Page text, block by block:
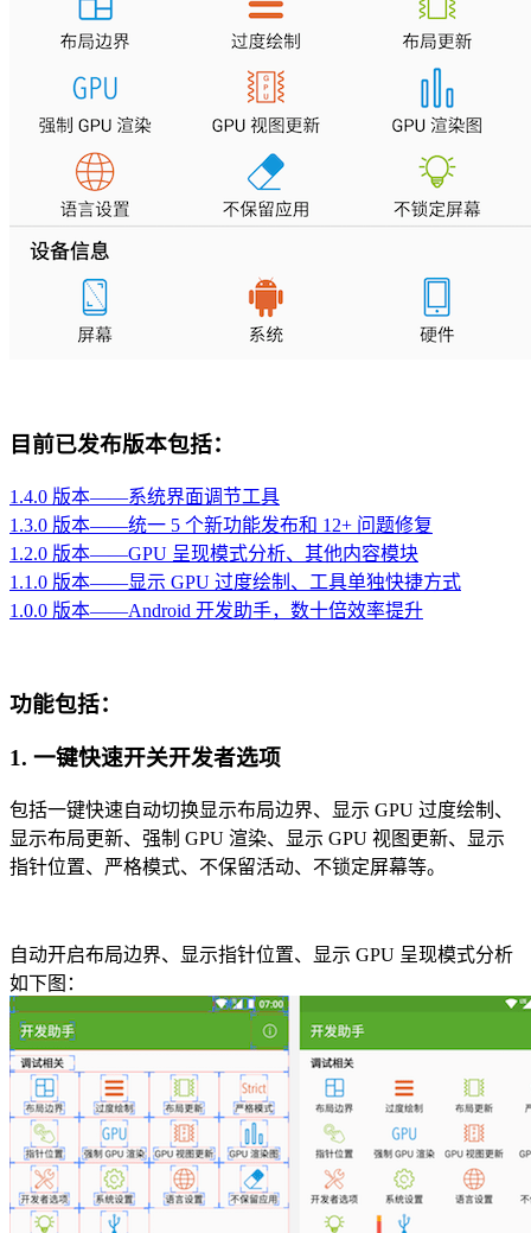
目前已发布版本包括：
1.4.0 版本——系统界面调节工具
1.3.0 版本——统一 5 个新功能发布和 12+ 问题修复
1.2.0 版本——GPU 呈现模式分析、其他内容模块
1.1.0 版本——显示 GPU 过度绘制、工具单独快捷方式
1.0.0 版本——Android 开发助手，数十倍效率提升
功能包括：
1. 一键快速开关开发者选项
包括一键快速自动切换显示布局边界、显示 GPU 过度绘制、
显示布局更新、强制 GPU 渲染、显示 GPU 视图更新、显示
指针位置、严格模式、不保留活动、不锁定屏幕等。
自动开启布局边界、显示指针位置、显示 GPU 呈现模式分析
如下图：